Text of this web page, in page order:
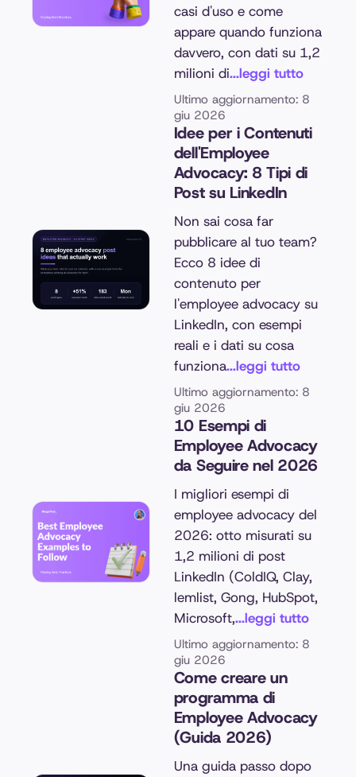
casi d'uso e come
appare quando funziona
davvero, con dati su 1,2
milioni di...leggi tutto
Ultimo aggiornamento: 8
giu 2026
Idee per i Contenuti
dell'Employee
Advocacy: 8 Tipi di
Post su LinkedIn
Non sai cosa far
pubblicare al tuo team?
Ecco 8 idee di
contenuto per
l'employee advocacy su
LinkedIn, con esempi
reali e i dati su cosa
funziona...leggi tutto
Ultimo aggiornamento: 8
giu 2026
10 Esempi di
Employee Advocacy
da Seguire nel 2026
I migliori esempi di
employee advocacy del
2026: otto misurati su
1,2 milioni di post
LinkedIn (ColdIQ, Clay,
lemlist, Gong, HubSpot,
Microsoft,...leggi tutto
Ultimo aggiornamento: 8
giu 2026
Come creare un
programma di
Employee Advocacy
(Guida 2026)
Una guida passo dopo